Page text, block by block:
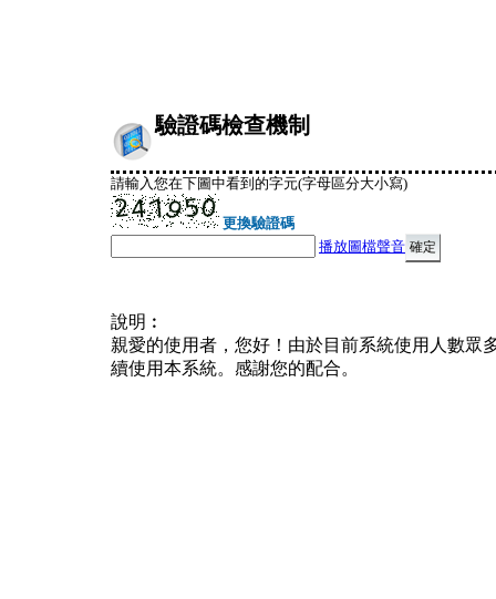
驗證碼檢查機制
請輸入您在下圖中看到的字元(字母區分大小寫)
更換驗證碼
播放圖檔聲音
說明︰
親愛的使用者，您好！由於目前系統使用人數眾
續使用本系統。感謝您的配合。